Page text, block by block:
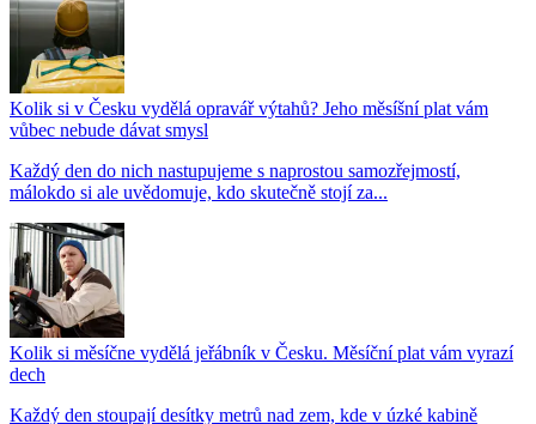
Kolik si v Česku vydělá opravář výtahů? Jeho měsíšní plat vám
vůbec nebude dávat smysl
Každý den do nich nastupujeme s naprostou samozřejmostí,
málokdo si ale uvědomuje, kdo skutečně stojí za...
Kolik si měsíčne vydělá jeřábník v Česku. Měsíční plat vám vyrazí
dech
Každý den stoupají desítky metrů nad zem, kde v úzké kabině